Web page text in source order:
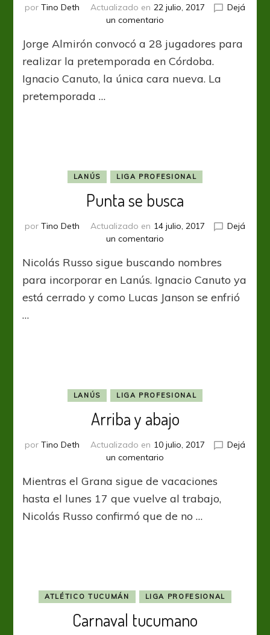
por Tino Deth Actualizado en 22 julio, 2017
Dejá
un comentario
es
la
Jorge Almirón convocó a 28 jugadores para
realizar la pretemporada en Córdoba.
Ignacio Canuto, la única cara nueva. La
pretemporada …
LANÚS LIGA PROFESIONAL
Punta se busca
por Tino Deth Actualizado en 14 julio, 2017
Dejá
un comentario
se
busca
Nicolás Russo sigue buscando nombres
para incorporar en Lanús. Ignacio Canuto ya
está cerrado y como Lucas Janson se enfrió
…
LANÚS LIGA PROFESIONAL
Arriba y abajo
por Tino Deth Actualizado en 10 julio, 2017
Dejá
un comentario
y
abajo
Mientras el Grana sigue de vacaciones
hasta el lunes 17 que vuelve al trabajo,
Nicolás Russo confirmó que de no …
ATLÉTICO TUCUMÁN LIGA PROFESIONAL
Carnaval tucumano